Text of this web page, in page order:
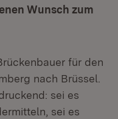
Wunsch zum
für den
nach Brüssel.
sei es
sei es